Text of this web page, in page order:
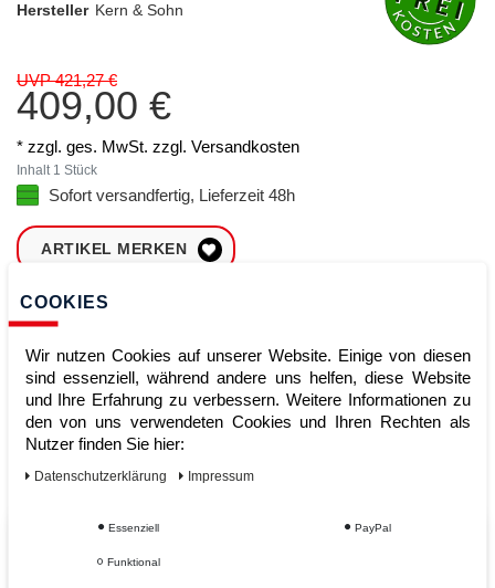
Hersteller Kern & Sohn
UVP 421,27 €
409,00 €
* zzgl. ges. MwSt. zzgl. Versandkosten
Inhalt 1 Stück
Sofort versandfertig, Lieferzeit 48h
ARTIKEL MERKEN
ZUM WARENKORB
Sofort lieferbar
Kauf auf Rechnung
COOKIES
Wir nutzen Cookies auf unserer Website. Einige von diesen
sind essenziell, während andere uns helfen, diese Website
und Ihre Erfahrung zu verbessern. Weitere Informationen zu
den von uns verwendeten Cookies und Ihren Rechten als
Nutzer finden Sie hier:
Daten­schutz­erklärung Impressum
Essenziell PayPal
Funktional